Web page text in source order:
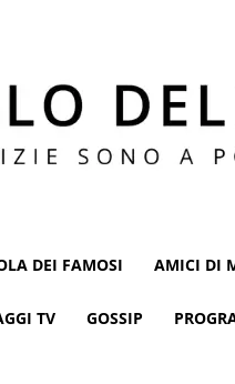
DEI FAMOSI AMICI DI
TV GOSSIP